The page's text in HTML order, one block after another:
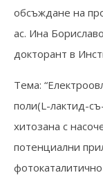
обсъждане на
ас. Ина
докторант в
Тема:
поли(L-лактид-
хитозана с
потенциални